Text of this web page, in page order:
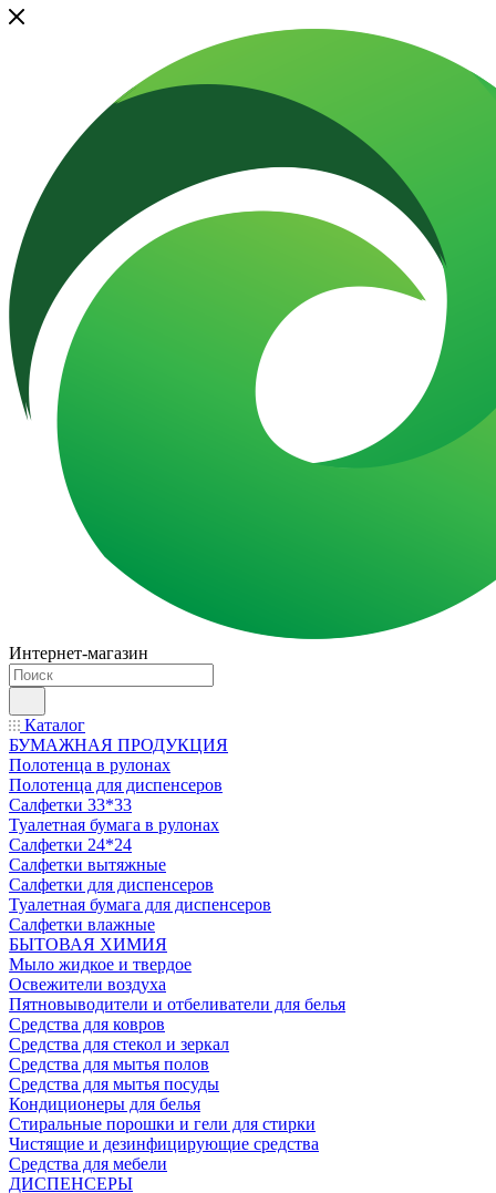
Интернет-магазин
Каталог
БУМАЖНАЯ ПРОДУКЦИЯ
Полотенца в рулонах
Полотенца для диспенсеров
Салфетки 33*33
Туалетная бумага в рулонах
Салфетки 24*24
Салфетки вытяжные
Салфетки для диспенсеров
Туалетная бумага для диспенсеров
Салфетки влажные
БЫТОВАЯ ХИМИЯ
Мыло жидкое и твердое
Освежители воздуха
Пятновыводители и отбеливатели для белья
Средства для ковров
Средства для стекол и зеркал
Средства для мытья полов
Средства для мытья посуды
Кондиционеры для белья
Стиральные порошки и гели для стирки
Чистящие и дезинфицирующие средства
Средства для мебели
ДИСПЕНСЕРЫ